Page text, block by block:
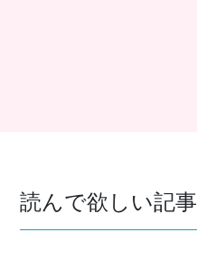
読んで欲しい記事